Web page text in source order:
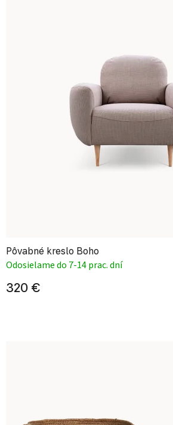
Pôvabné kreslo Boho
Odosielame do 7-14 prac. dní
320 €